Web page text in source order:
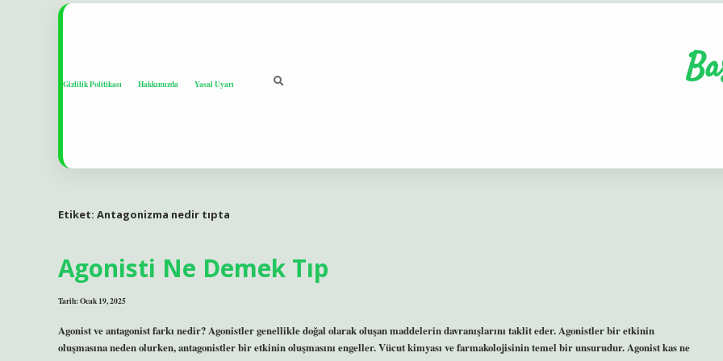
Gizlilik Politikası Hakkımızda Yasal Uyarı
Etiket: Antagonizma nedir tıpta
Agonisti Ne Demek Tıp
Tarih: Ocak 19, 2025
Agonist ve antagonist farkı nedir? Agonistler genellikle doğal olarak oluşan maddelerin davranışlarını taklit eder. Agonistler bir etkinin
oluşmasına neden olurken, antagonistler bir etkinin oluşmasını engeller. Vücut kimyası ve farmakolojisinin temel bir unsurudur. Agonist kas ne